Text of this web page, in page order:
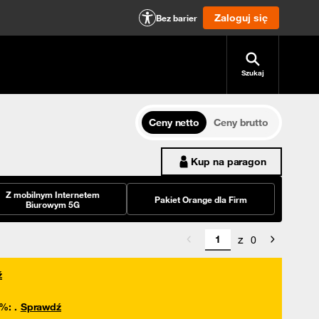
Bez barier Zaloguj się
Szukaj
Ceny netto
Ceny brutto
Kup na paragon
Z mobilnym Internetem
Biurowym 5G
Pakiet Orange dla Firm
z 0
: . Sprawdź